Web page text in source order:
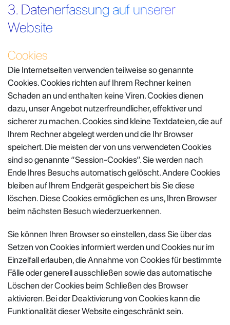
3. Datenerfassung auf unserer
Website
Cookies
Die Internetseiten verwenden teilweise so genannte
Cookies. Cookies richten auf Ihrem Rechner keinen
Schaden an und enthalten keine Viren. Cookies dienen
dazu, unser Angebot nutzerfreundlicher, effektiver und
sicherer zu machen. Cookies sind kleine Textdateien, die auf
Ihrem Rechner abgelegt werden und die Ihr Browser
speichert. Die meisten der von uns verwendeten Cookies
sind so genannte “Session-Cookies”. Sie werden nach
Ende Ihres Besuchs automatisch gelöscht. Andere Cookies
bleiben auf Ihrem Endgerät gespeichert bis Sie diese
löschen. Diese Cookies ermöglichen es uns, Ihren Browser
beim nächsten Besuch wiederzuerkennen.
Sie können Ihren Browser so einstellen, dass Sie über das
Setzen von Cookies informiert werden und Cookies nur im
Einzelfall erlauben, die Annahme von Cookies für bestimmte
Fälle oder generell ausschließen sowie das automatische
Löschen der Cookies beim Schließen des Browser
aktivieren. Bei der Deaktivierung von Cookies kann die
Funktionalität dieser Website eingeschränkt sein.